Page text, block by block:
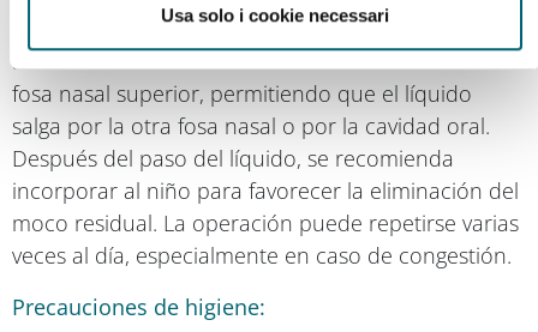
Usa solo i cookie necessari
El lavado puede realizarse con elrecién nacido
acostado de lado. La solución se introduce en la
fosa nasal superior, permitiendo que el líquido
salga por la otra fosa nasal o por la cavidad oral.
Después del paso del líquido, se recomienda
incorporar al niño para favorecer la eliminación del
moco residual. La operación puede repetirse varias
veces al día, especialmente en caso de congestión.
Precauciones de higiene: